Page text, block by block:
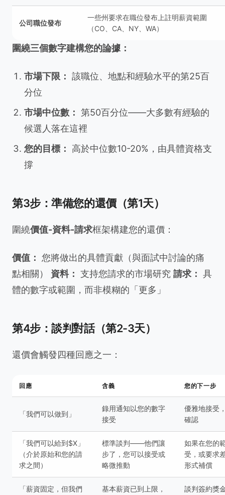
公司職位發布
一些州要求在職位發布上註明薪資範圍
（CO、CA、NY、WA）
圍繞三個數字建構您的論據：
市場下限： 該職位、地點和經驗水平的第25百
分位
市場中位數： 第50百分位——大多數有經驗的
候選人落在這裡
您的目標：
高於中位數10-20%，由具體資格支
撐
第3步：準備您的還價（第1天）
圍繞價值-資料-請求框架構建您的還價：
價值： 您將做出的具體貢獻（與面試中討論的痛
點相關） 資料： 支持您請求的市場研究 請求： 具
體的數字或範圍，而非模糊的「更多」
第4步：談判對話（第2-3天）
還價會觸發四種回應之一：
回應 含義 您的下一步
「我們可以做到」
錄用通知以您的數字
接受
優雅地接受
確認
「我們可以給到$X」
（介於原始和您的請
求之間）
標準談判——他們讓
步了，您可以接受或
略微推動
如果在您的
受，或要求
形式補償
「薪資固定，但我們
基本薪資已到上限，
談判簽約獎